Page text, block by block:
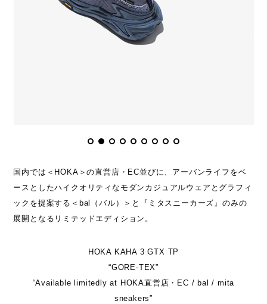
国内では＜HOKA＞の直営店・EC並びに、アーバンライフをベ
ースとしたハイクオリティなモダンカジュアルウェアとグラフィ
ックを提案する＜bal（バル）＞と『ミタスニーカーズ』のみの
展開となるリミテッドエディション。
HOKA KAHA 3 GTX TP
“GORE-TEX”
“Available limitedly at HOKA直営店・EC / bal / mita
sneakers”